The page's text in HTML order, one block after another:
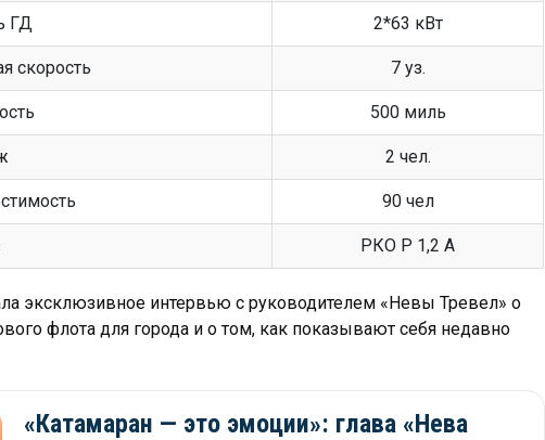
ГД 2*63 кВт
скорость 7 уз.
500 миль
2 чел.
90 чел
РКО Р 1,2 А
эксклюзивное интервью с руководителем «Невы Тревел» о
флота для города и о том, как показывают себя недавно
«Катамаран — это эмоции»: глава «Нева